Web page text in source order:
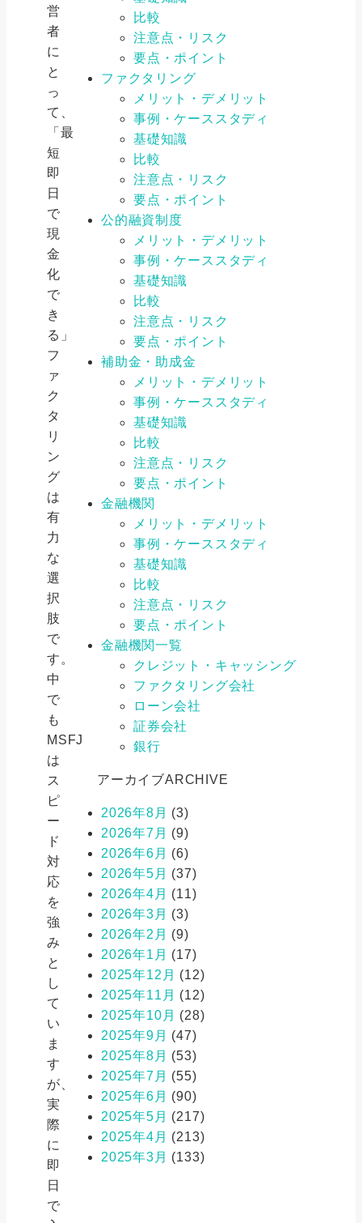
営
者
に
と
っ
て、
「最
短
即
日
で
現
金
化
で
き
る」
フ
ァ
ク
タ
リ
ン
グ
は
有
力
な
選
択
肢
で
す。
中
で
も
MSFJ
は
ス
ピ
ー
ド
対
応
を
強
み
と
し
て
い
ま
す
が、
実
際
に
即
日
で
比較
注意点・リスク
要点・ポイント
ファクタリング
メリット・デメリット
事例・ケーススタディ
基礎知識
比較
注意点・リスク
要点・ポイント
公的融資制度
メリット・デメリット
事例・ケーススタディ
基礎知識
比較
注意点・リスク
要点・ポイント
補助金・助成金
メリット・デメリット
事例・ケーススタディ
基礎知識
比較
注意点・リスク
要点・ポイント
金融機関
メリット・デメリット
事例・ケーススタディ
基礎知識
比較
注意点・リスク
要点・ポイント
金融機関一覧
クレジット・キャッシング
ファクタリング会社
ローン会社
証券会社
銀行
アーカイブARCHIVE
2026年8月 (3)
2026年7月 (9)
2026年6月 (6)
2026年5月 (37)
2026年4月 (11)
2026年3月 (3)
2026年2月 (9)
2026年1月 (17)
2025年12月 (12)
2025年11月 (12)
2025年10月 (28)
2025年9月 (47)
2025年8月 (53)
2025年7月 (55)
2025年6月 (90)
2025年5月 (217)
2025年4月 (213)
2025年3月 (133)